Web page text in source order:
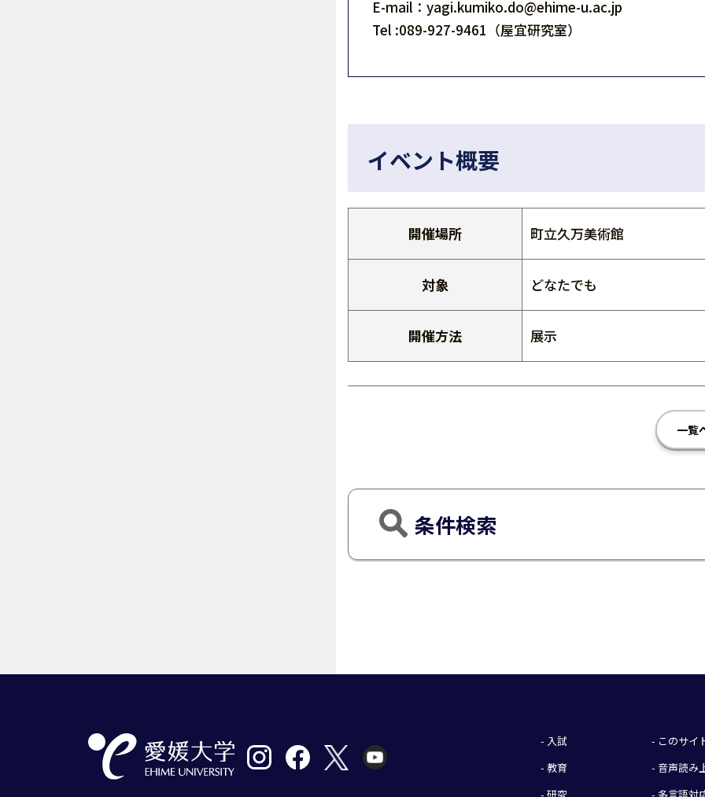
E-mail：yagi.kumiko.do@ehime-u.ac.jp
Tel :089-927-9461（屋宜研究室）
イベント概要
開催場所 町立久万美術館
対象 どなたでも
開催方法 展示
一覧
条件検索
- 入試
- 教育
- このサイ
- 音声読み